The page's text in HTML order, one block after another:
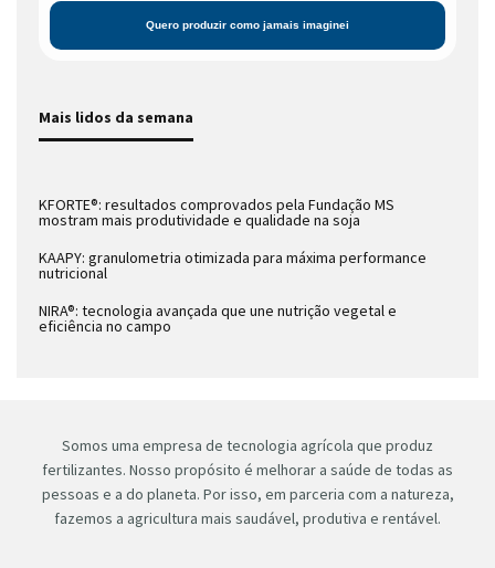
Mais lidos da semana
KFORTE®: resultados comprovados pela Fundação MS
mostram mais produtividade e qualidade na soja
KAAPY: granulometria otimizada para máxima performance
nutricional
NIRA®: tecnologia avançada que une nutrição vegetal e
eficiência no campo
Somos uma empresa de tecnologia agrícola que produz
fertilizantes. Nosso propósito é melhorar a saúde de todas as
pessoas e a do planeta. Por isso, em parceria com a natureza,
fazemos a agricultura mais saudável, produtiva e rentável.